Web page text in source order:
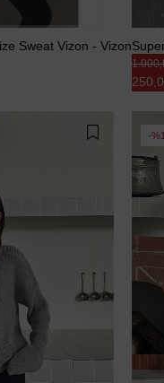
Sweat Vizon - Vizon